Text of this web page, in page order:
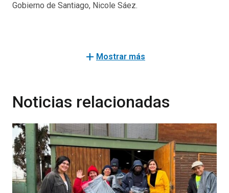
Gobierno de Santiago, Nicole Sáez.
add Mostrar más
Noticias relacionadas